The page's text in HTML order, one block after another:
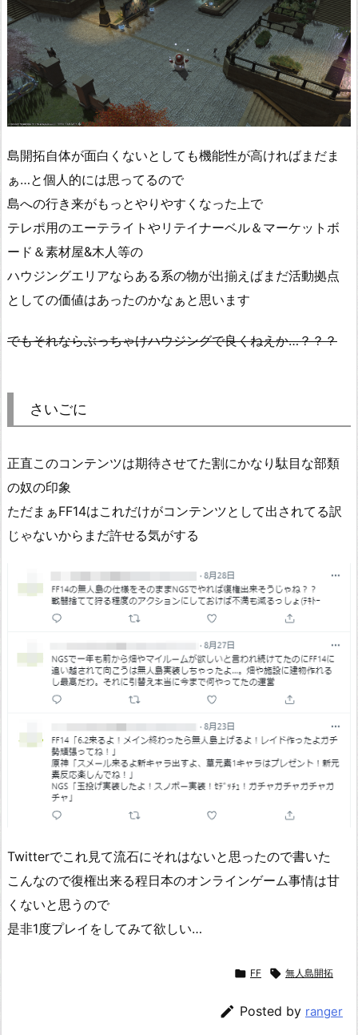
島開拓自体が面白くないとしても機能性が高ければまだま
ぁ…と個人的には思ってるので
島への行き来がもっとやりやすくなった上で
テレポ用のエーテライトやリテイナーベル＆マーケットボ
ード＆素材屋&木人等の
ハウジングエリアならある系の物が出揃えばまだ活動拠点
としての価値はあったのかなぁと思います
でもそれならぶっちゃけハウジングで良くねえか…？？？
さいごに
正直このコンテンツは期待させてた割にかなり駄目な部類
の奴の印象
ただまぁFF14はこれだけがコンテンツとして出されてる訳
じゃないからまだ許せる気がする
Twitterでこれ見て流石にそれはないと思ったので書いた
こんなので復権出来る程日本のオンラインゲーム事情は甘
くないと思うので
是非1度プレイをしてみて欲しい…
 FF  無人島開拓
 Posted by ranger